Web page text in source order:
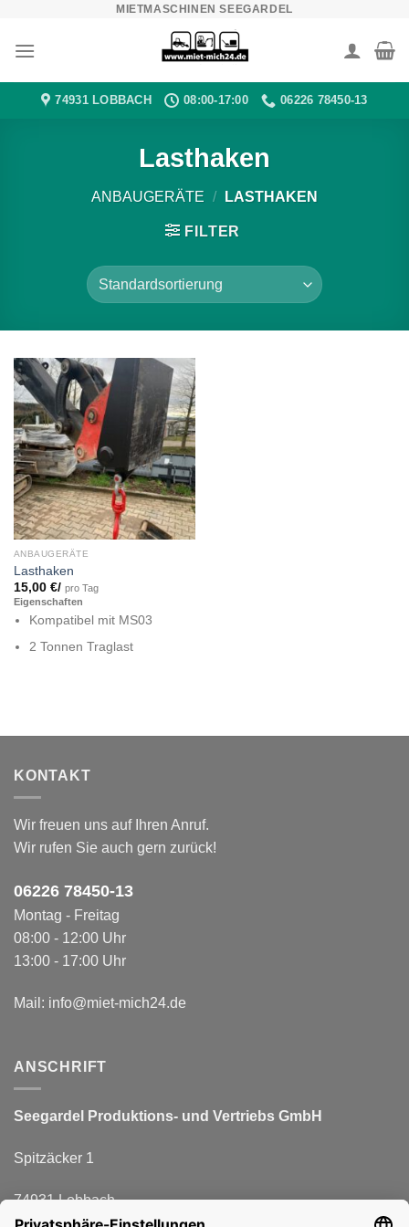
springen
MIETMASCHINEN SEEGARDEL
74931 LOBBACH 08:00-17:00 06226 78450-13
Lasthaken
ANBAUGERÄTE / LASTHAKEN
FILTER
ANBAUGERÄTE
Lasthaken
15,00 €/ pro Tag
Eigenschaften
Kompatibel mit MS03
2 Tonnen Traglast
KONTAKT
Wir freuen uns auf Ihren Anruf.
Wir rufen Sie auch gern zurück!
06226 78450-13
Montag - Freitag
08:00 - 12:00 Uhr
13:00 - 17:00 Uhr
Mail: info@miet-mich24.de
ANSCHRIFT
Seegardel Produktions- und Vertriebs GmbH
Spitzäcker 1
74931 Lobbach